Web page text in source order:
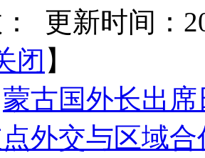
更新时间：
闭 】
蒙古国外长出
外交与区域合